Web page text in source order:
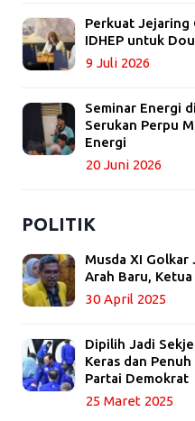
Perkuat Jejaring
IDHEP untuk
9 Juli 2026
Seminar Energi
Serukan Perpu
Energi
20 Juni 2026
POLITIK
Musda XI Golkar
Arah Baru, Ketua
30 April 2025
Dipilih Jadi
Keras dan
Partai Demokrat
25 Maret 2025